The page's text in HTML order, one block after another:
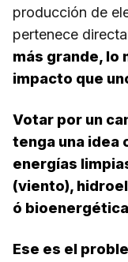
producción de
pertenece
más grande, lo
impacto que
Votar por un
tenga una idea
energías
(viento),
ó
Ese es el